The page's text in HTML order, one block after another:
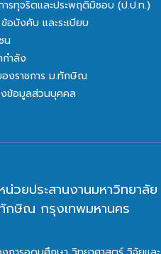
รทุจริตและประพฤติมิชอบ (ป.ป.ท.)
บังคับ และระเบียบ
น
ำลัง
งราชการ ม.ทักษิณ
ข้อมูลส่วนบุคคล
น่วยประสานงานมหาวิทยาลัย
กษิณ กรุงเทพมหานคร